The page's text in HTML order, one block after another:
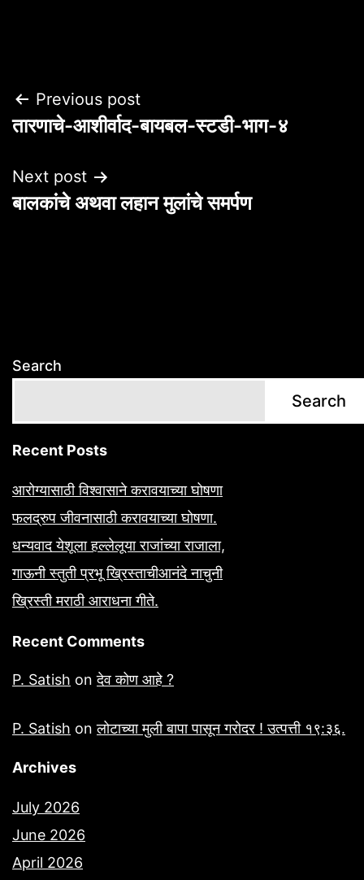
Post
navigation
Previous post
तारणाचे-आशीर्वाद-बायबल-स्टडी-भाग-४
Next post
बालकांचे अथवा लहान मुलांचे समर्पण
Search
Search
Recent Posts
आरोग्यासाठी विश्वासाने करावयाच्या घोषणा
फलद्रुप जीवनासाठी करावयाच्या घोषणा.
धन्यवाद येशूला हल्लेलूया राजांच्या राजाला,
गाऊनी स्तुती प्रभू ख्रिस्ताचीआनंदे नाचुनी
ख्रिस्ती मराठी आराधना गीते.
Recent Comments
P. Satish onदेव कोण आहे ?
P. Satish onलोटाच्या मुली बापा पासून गरोदर ! उत्पत्ती १९:३६.
Archives
July 2026
June 2026
April 2026